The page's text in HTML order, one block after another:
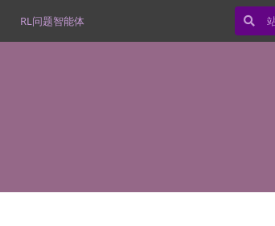
RL问题智能体